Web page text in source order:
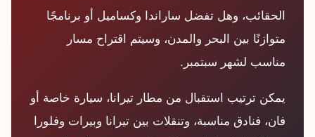
الحقائب، وهل تفضل ساراندا وكساميل أو برنامجًا
متوازنًا بين البحر والمدن، وسيتم اقتراح مسار
مناسب لشهر سبتمبر.
يمكن ترتيب استقبال من مطار تيرانا، سيارة خاصة أو
فان، فنادق مناسبة، وتنقلات بين تيرانا وبيرات وفلورا